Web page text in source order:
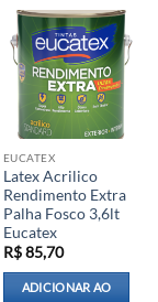
EUCATEX
Latex Acrilico
Rendimento Extra
Palha Fosco 3,6lt
Eucatex
R$85,70
ADICIONAR AO